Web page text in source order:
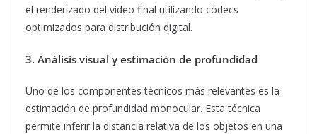
el renderizado del video final utilizando códecs
optimizados para distribución digital.
3. Análisis visual y estimación de profundidad
Uno de los componentes técnicos más relevantes es la
estimación de profundidad monocular. Esta técnica
permite inferir la distancia relativa de los objetos en una